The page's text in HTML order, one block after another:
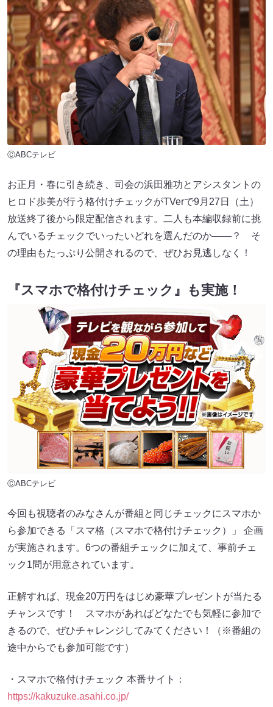
ⒸABCテレビ
お正月・春に引き続き、司会の浜田雅功とアシスタントの
ヒロド歩美が行う格付けチェックがTVerで9月27日（土）
放送終了後から限定配信されます。二人も本編収録前に挑
んでいるチェックでいったいどれを選んだのか――？ そ
の理由もたっぷり公開されるので、ぜひお見逃しなく！
『スマホで格付けチェック』も実施！
ⒸABCテレビ
今回も視聴者のみなさんが番組と同じチェックにスマホか
ら参加できる「スマ格（スマホで格付けチェック）」 企画
が実施されます。6つの番組チェックに加えて、事前チェ
ック1問が用意されています。
正解すれば、現金20万円をはじめ豪華プレゼントが当たる
チャンスです！ スマホがあればどなたでも気軽に参加で
きるので、ぜひチャレンジしてみてください！（※番組の
途中からでも参加可能です）
・スマホで格付けチェック 本番サイト：
https://kakuzuke.asahi.co.jp/